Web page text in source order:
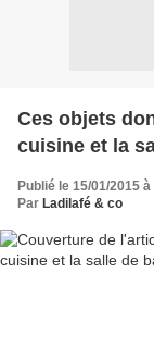
Ces objets
cuisine et la
Publié le 15/01/2015
Par Ladilafé & co